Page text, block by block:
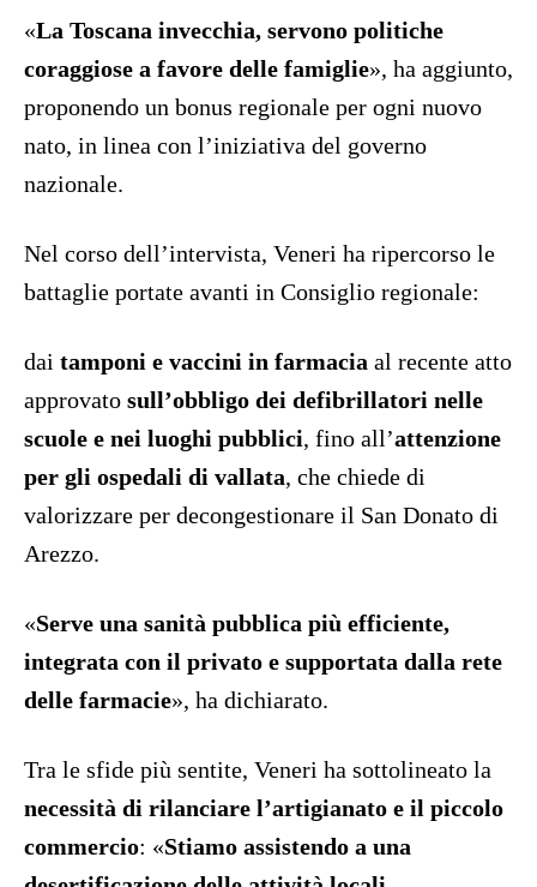
«La Toscana invecchia, servono politiche
coraggiose a favore delle famiglie», ha aggiunto,
proponendo un bonus regionale per ogni nuovo
nato, in linea con l’iniziativa del governo
nazionale.
Nel corso dell’intervista, Veneri ha ripercorso le
battaglie portate avanti in Consiglio regionale:
dai tamponi e vaccini in farmacia al recente atto
approvato sull’obbligo dei defibrillatori nelle
scuole e nei luoghi pubblici, fino all’attenzione
per gli ospedali di vallata, che chiede di
valorizzare per decongestionare il San Donato di
Arezzo.
«Serve una sanità pubblica più efficiente,
integrata con il privato e supportata dalla rete
delle farmacie», ha dichiarato.
Tra le sfide più sentite, Veneri ha sottolineato la
necessità di rilanciare l’artigianato e il piccolo
commercio: «Stiamo assistendo a una